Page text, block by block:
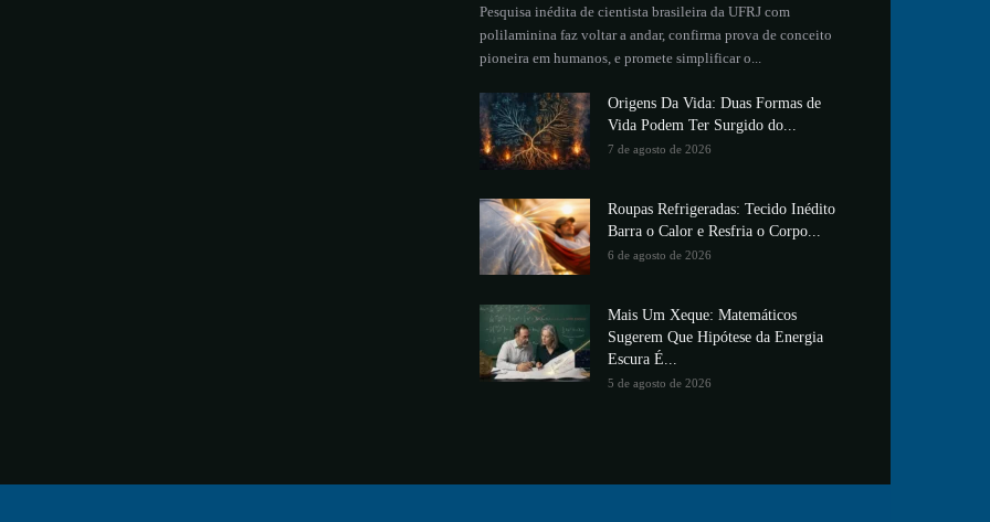
Pesquisa inédita de cientista brasileira da UFRJ com
polilaminina faz voltar a andar, confirma prova de conceito
pioneira em humanos, e promete simplificar o...
Origens Da Vida: Duas Formas de
Vida Podem Ter Surgido do...
7 de agosto de 2026
Roupas Refrigeradas: Tecido Inédito
Barra o Calor e Resfria o Corpo...
6 de agosto de 2026
Mais Um Xeque: Matemáticos
Sugerem Que Hipótese da Energia
Escura É...
5 de agosto de 2026